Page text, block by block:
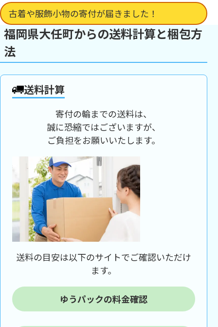
古着や服飾小物の寄付が届きました！
福岡県大任町からの送料計算と梱包方
法
送料計算
寄付の輪までの送料は、
誠に恐縮ではございますが、
ご負担をお願いいたします。
送料の目安は以下のサイトでご確認いただけ
ます。
ゆうパックの料金確認